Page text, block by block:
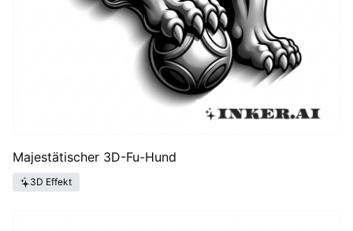
Majestätischer 3D-Fu-Hund
3D Effekt